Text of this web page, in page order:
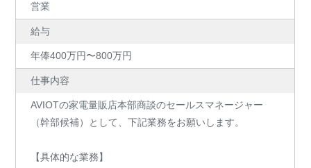
営業
給与
年俸400万円〜800万円
仕事内容
AVIOTの家電量販店本部商談のセールスマネージャー
（幹部候補）として、下記業務をお願いします。
【具体的な業務】